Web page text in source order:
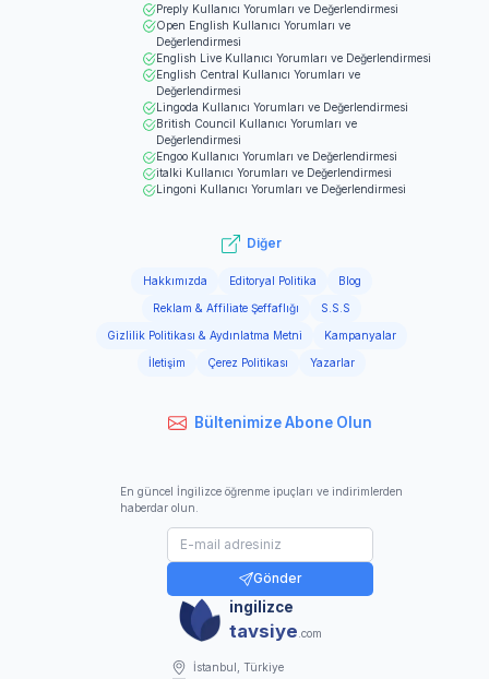
Preply Kullanıcı Yorumları ve Değerlendirmesi
Open English Kullanıcı Yorumları ve
Değerlendirmesi
English Live Kullanıcı Yorumları ve Değerlendirmesi
English Central Kullanıcı Yorumları ve
Değerlendirmesi
Lingoda Kullanıcı Yorumları ve Değerlendirmesi
British Council Kullanıcı Yorumları ve
Değerlendirmesi
Engoo Kullanıcı Yorumları ve Değerlendirmesi
italki Kullanıcı Yorumları ve Değerlendirmesi
Lingoni Kullanıcı Yorumları ve Değerlendirmesi
Diğer
Hakkımızda Editoryal Politika Blog
Reklam & Affiliate Şeffaflığı S.S.S
Gizlilik Politikası & Aydınlatma Metni Kampanyalar
İletişim Çerez Politikası Yazarlar
Bültenimize Abone Olun
En güncel İngilizce öğrenme ipuçları ve indirimlerden
haberdar olun.
Gönder
ingilizce
tavsiye .com
İstanbul, Türkiye